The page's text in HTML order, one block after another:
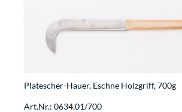
Platescher-Hauer, Eschne Holzgriff, 700g
Art.Nr.: 0634,01/700